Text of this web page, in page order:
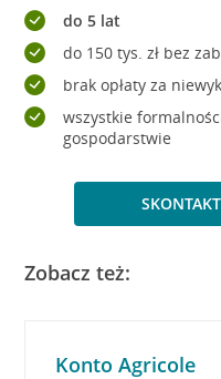
do 5 lat
do 150 tys. zł bez
brak opłaty za
wszystkie
gospodarstwie
Zobacz też:
Konto Agricole